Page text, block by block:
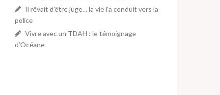
Il rêvait d’être juge… la vie l’a conduit vers la
police
Vivre avec un TDAH : le témoignage
d’Océane